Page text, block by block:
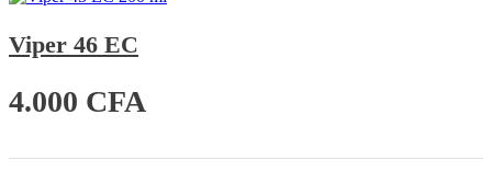
Viper 46 EC
4.000 CFA